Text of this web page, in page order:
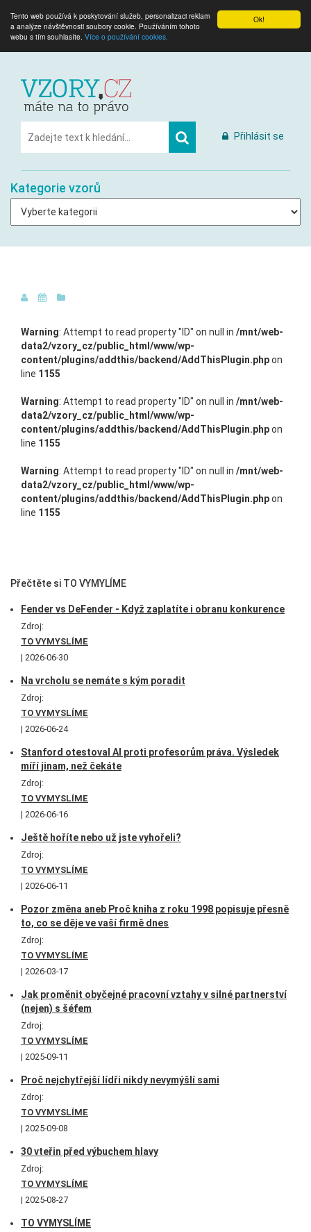
Ok!
Tento web používá k poskytování služeb, personalizaci reklam
a analýze návštěvnosti soubory cookie. Používáním tohoto
webu s tím souhlasíte. Více o používání cookies.
Přihlásit se
Kategorie vzorů
Warning: Attempt to read property "ID" on null in /mnt/web-
data2/vzory_cz/public_html/www/wp-
content/plugins/addthis/backend/AddThisPlugin.phpon
line 1155
Warning: Attempt to read property "ID" on null in /mnt/web-
data2/vzory_cz/public_html/www/wp-
content/plugins/addthis/backend/AddThisPlugin.phpon
line 1155
Warning: Attempt to read property "ID" on null in /mnt/web-
data2/vzory_cz/public_html/www/wp-
content/plugins/addthis/backend/AddThisPlugin.phpon
line 1155
Přečtěte si TO VYMYLÍME
Fender vs DeFender - Když zaplatíte i obranu konkurence
Zdroj:
TO VYMYSLÍME
2026-06-30
Na vrcholu se nemáte s kým poradit
Zdroj:
TO VYMYSLÍME
2026-06-24
Stanford otestoval AI proti profesorům práva. Výsledek
míří jinam, než čekáte
Zdroj:
TO VYMYSLÍME
2026-06-16
Ještě hoříte nebo už jste vyhořeli?
Zdroj:
TO VYMYSLÍME
2026-06-11
Pozor změna aneb Proč kniha z roku 1998 popisuje přesně
to, co se děje ve vaší firmě dnes
Zdroj:
TO VYMYSLÍME
2026-03-17
Jak proměnit obyčejné pracovní vztahy v silné partnerství
(nejen) s šéfem
Zdroj:
TO VYMYSLÍME
2025-09-11
Proč nejchytřejší lídři nikdy nevymýšlí sami
Zdroj:
TO VYMYSLÍME
2025-09-08
30 vteřin před výbuchem hlavy
Zdroj:
TO VYMYSLÍME
2025-08-27
TO VYMYSLÍME